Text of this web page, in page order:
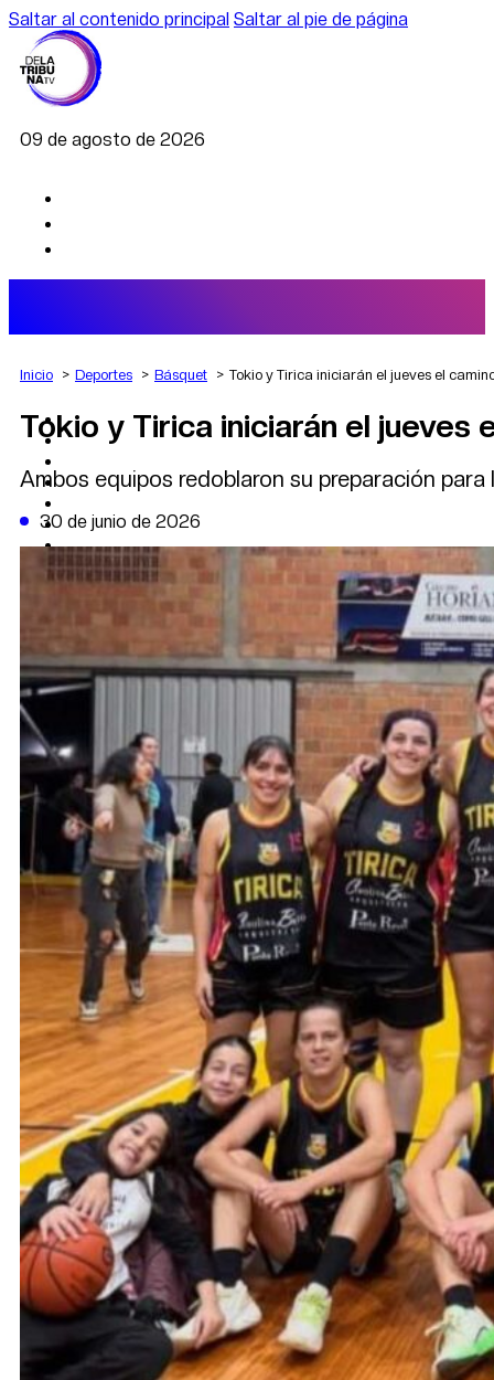
Saltar al contenido principal Saltar al pie de página
09 de agosto de 2026
AGRO
DEPORTES
POLÍTICA
DATA FIRME
DE LA TRIBUNA TV
Inicio Deportes Básquet Tokio y Tirica iniciarán el jueves el
Tokio y Tirica iniciarán el jueves
Ambos equipos redoblaron su preparación
30 de junio de 2026